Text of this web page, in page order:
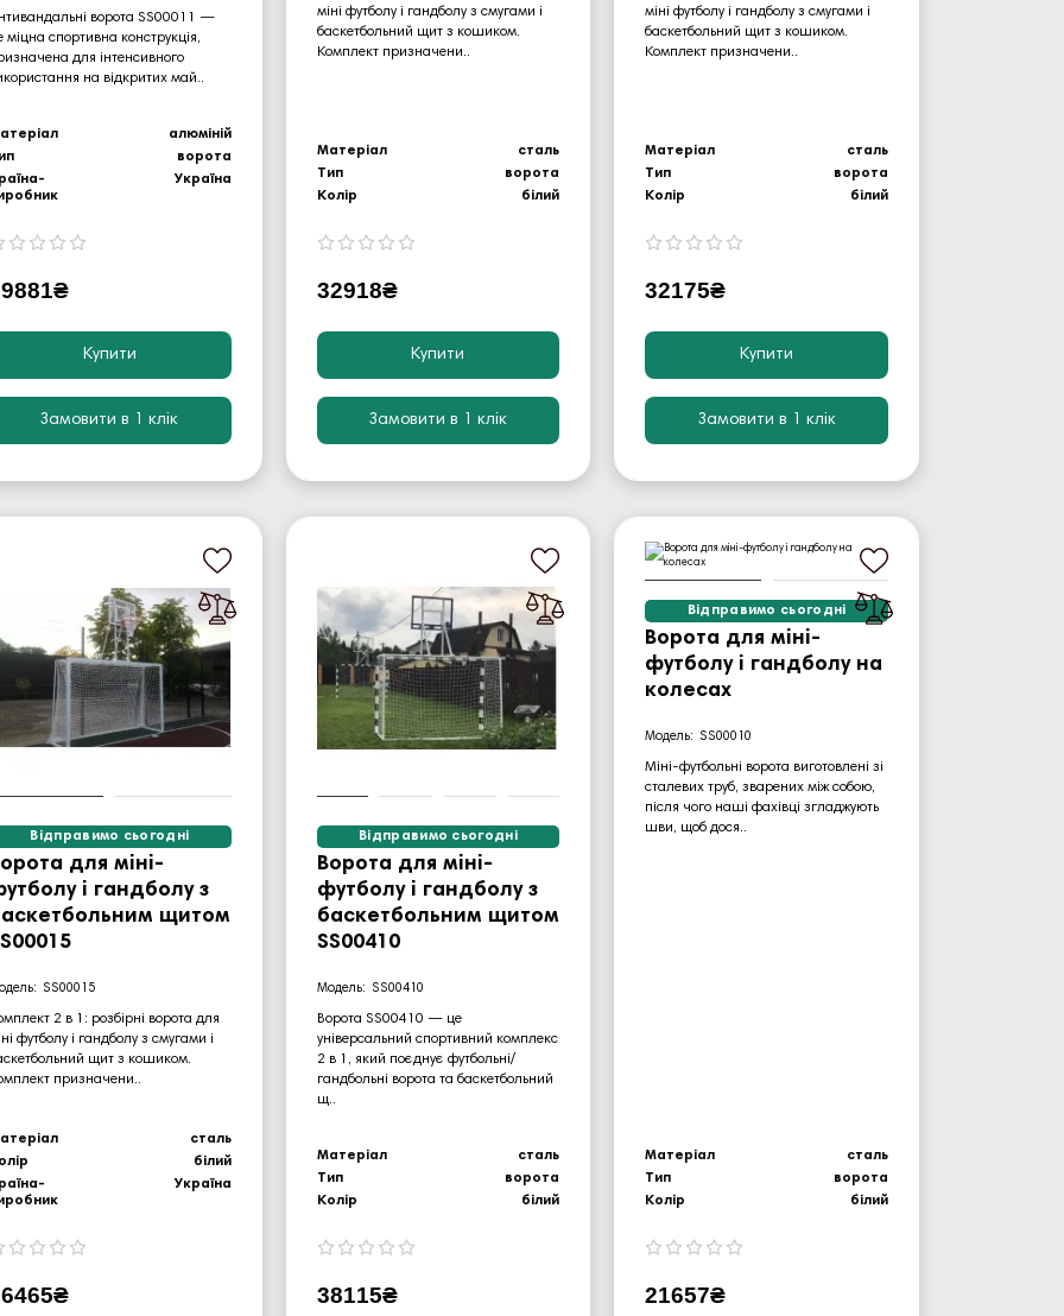
ворота SS00011 —
міцна спортивна конструкція,
для інтенсивного
на відкритих май..
алюміній
ворота
Україна
Купити
Замовити в 1 клік
міні футболу і гандболу з смугами і
баскетбольний щит з кошиком.
Комплект призначени..
Матеріал
сталь
Тип
ворота
Колір
білий
32918₴
Купити
Замовити в 1 клік
міні футболу і гандболу з смугами і
баскетбольний щит з кошиком.
Комплект призначени..
Матеріал
сталь
Тип
ворота
Колір
білий
32175₴
Купити
Замовити в 1 клік
Відправимо сьогодні
для міні-
і гандболу з
щитом
SS00015
2 в 1: розбірні ворота для
футболу і гандболу з смугами і
щит з кошиком.
призначени..
сталь
білий
Україна
Відправимо сьогодні
Ворота для міні-
футболу і гандболу з
баскетбольним щитом
SS00410
SS00410
Ворота SS00410 — це
універсальний спортивний комплекс
2 в 1, який поєднує футбольні/
гандбольні ворота та баскетбольний
щ..
Матеріал
сталь
Тип
ворота
Колір
білий
38115₴
Відправимо сьогодні
Ворота для міні-
футболу і гандболу на
колесах
SS00010
Міні-футбольні ворота виготовлені зі
сталевих труб, зварених між собою,
після чого наші фахівці згладжують
шви, щоб дося..
Матеріал
сталь
Тип
ворота
Колір
білий
21657₴